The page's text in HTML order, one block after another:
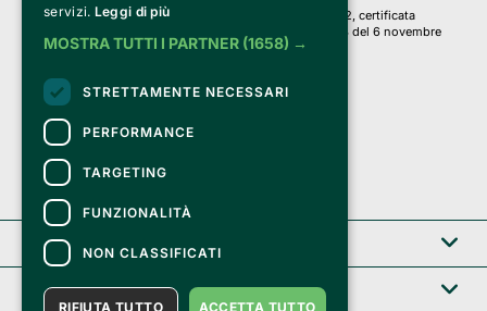
Clappit è basato sulla piattaforma di biglietteria Belive 6.2, certificata
dall’Agenzia delle Entrate con protocollo n. 2025/445474 del 6 novembre
2025.
Su Clappit i tuoi acquisti ed i tuoi dati
sono sicuri e protetti da un certificato SSL
con crittografia a 128 bit.
Clappit
Help center
servizi. Leggi di più
MOSTRA TUTTI I PARTNER (1658) →
STRETTAMENTE NECESSARI
PERFORMANCE
TARGETING
FUNZIONALITÀ
NON CLASSIFICATI
ACCETTA TUTTO
RIFIUTA TUTTO